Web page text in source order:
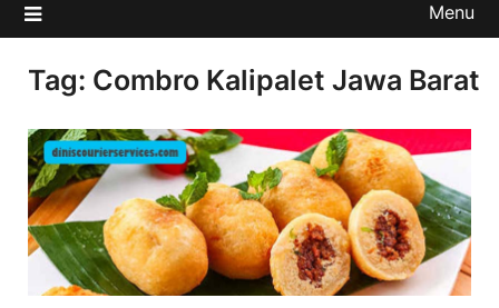
Menu
Tag: Combro Kalipalet Jawa Barat